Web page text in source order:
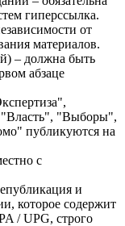
гиперссылка.
от
материалов.
– должна быть
абзаце
"Выборы",
публикуются на
с
и
которое содержит
/ UPG, строго